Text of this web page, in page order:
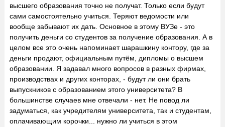
высшего образования точно не получат. Только если будут
сами самостоятельно учиться. Теряют ведомости или
вообще забывают их дать. Основное в этому ВУЗе - это
получить деньги со студентов за получение образования. А в
целом все это очень напоминает шарашкину контору, где за
деньги продают, официальным путём, дипломы о высшем
образовании. Я задавал много вопросов в разных фирмах,
производствах и других конторах, - будут ли они брать
выпускников с образованием этого университета? В
большинстве случаев мне отвечали - нет. Не повод ли
задуматься, как учредителям университета, так и студентам,
оплачивающим корочки... нужно ли учиться в этом